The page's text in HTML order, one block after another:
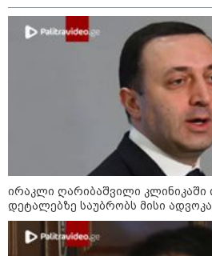
14:14 / 06-08-2026
"მეც ერთ-ერთი მათგანი
ლიფტში გაიჭედა" -
09:00 / 07-
18 წელი
ირაკლი ღარიბაშვილი კლინიკაში
დეტალებზე საუბრობს მისი